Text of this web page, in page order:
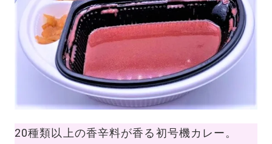
20種類以上の香辛料が香る初号機カレー。